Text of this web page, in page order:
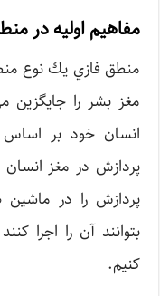
مفاهیم اولیه در
منطق فازي يك نوع
مغز بشر را
انسان خود بر
پردازش در مغز
پردازش را در ماشين
بتوانند آن را اجرا
كنيم.